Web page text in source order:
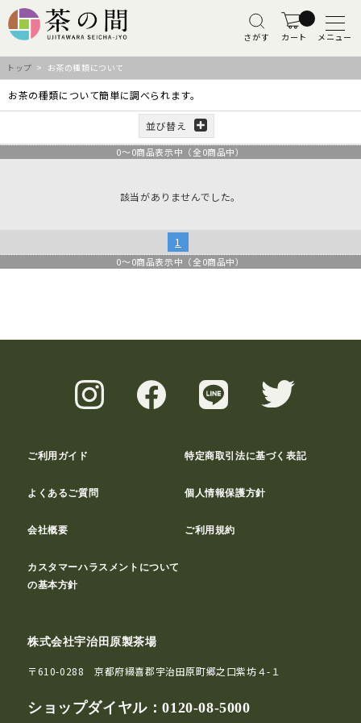
さがす カート メニュー
トップ > お茶の種類について
お茶の種類について簡単に調べられます。
並び替え
0～0商品表示中（全0商品中）
該当がありませんでした。
1
0～0商品表示中（全0商品中）
ご利用ガイド 特定商取引法に基づく表記
よくあるご質問 個人情報保護方針
会社概要 ご利用規約
カスタマーハラスメントについて
の基本方針
株式会社宇治田原製茶場
〒610-0288 京都府綴喜郡宇治田原町郷之口紫坊４-１
ショップダイヤル：0120-08-5000